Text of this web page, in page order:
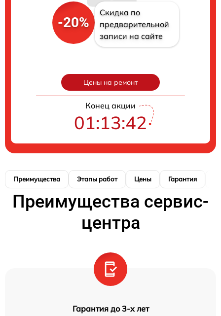
-20%
Скидка по
предварительной
записи на сайте
Цены на ремонт
Конец акции
01:13:41
Преимущества Этапы работ Цены Гарантия
Преимущества сервис-
центра
Гарантия до 3-х лет